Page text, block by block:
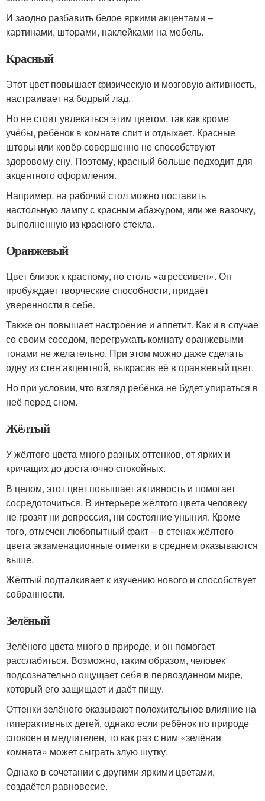
И заодно разбавить белое яркими акцентами –
картинами, шторами, наклейками на мебель.
Красный
Этот цвет повышает физическую и мозговую активность,
настраивает на бодрый лад.
Но не стоит увлекаться этим цветом, так как кроме
учёбы, ребёнок в комнате спит и отдыхает. Красные
шторы или ковёр совершенно не способствуют
здоровому сну. Поэтому, красный больше подходит для
акцентного оформления.
Например, на рабочий стол можно поставить
настольную лампу с красным абажуром, или же вазочку,
выполненную из красного стекла.
Оранжевый
Цвет близок к красному, но столь «агрессивен». Он
пробуждает творческие способности, придаёт
уверенности в себе.
Также он повышает настроение и аппетит. Как и в случае
со своим соседом, перегружать комнату оранжевыми
тонами не желательно. При этом можно даже сделать
одну из стен акцентной, выкрасив её в оранжевый цвет.
Но при условии, что взгляд ребёнка не будет упираться в
неё перед сном.
Жёлтый
У жёлтого цвета много разных оттенков, от ярких и
кричащих до достаточно спокойных.
В целом, этот цвет повышает активность и помогает
сосредоточиться. В интерьере жёлтого цвета человеку
не грозят ни депрессия, ни состояние уныния. Кроме
того, отмечен любопытный факт – в стенах жёлтого
цвета экзаменационные отметки в среднем оказываются
выше.
Жёлтый подталкивает к изучению нового и способствует
собранности.
Зелёный
Зелёного цвета много в природе, и он помогает
расслабиться. Возможно, таким образом, человек
подсознательно ощущает себя в первозданном мире,
который его защищает и даёт пищу.
Оттенки зелёного оказывают положительное влияние на
гиперактивных детей, однако если ребёнок по природе
спокоен и медлителен, то как раз с ним «зелёная
комната» может сыграть злую шутку.
Однако в сочетании с другими яркими цветами,
создаётся равновесие.